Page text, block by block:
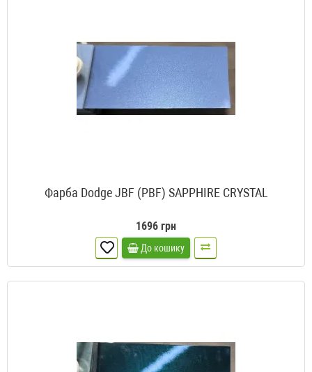
Фарба Dodge JBF (PBF) SAPPHIRE CRYSTAL
1696 грн
До кошику